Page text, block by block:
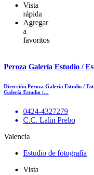
Vista
rápida
Agregar
a
favoritos
Peroza Galería Estudio /
Dirección Peroza Galería Estudio /
Galería Estudio /…
0424-4327279
C.C. Lalin Prebo
Valencia
Estudio de fotografía
Vista